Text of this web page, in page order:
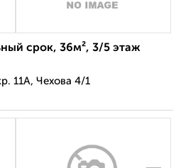
срок, 36м², 3/5 этаж
11А, Чехова 4/1